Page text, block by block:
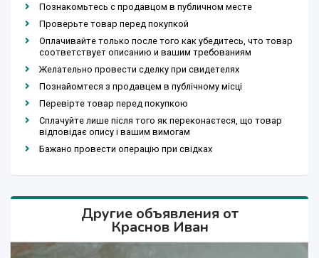
Познакомьтесь с продавцом в публичном месте
Проверьте товар перед покупкой
Оплачивайте только после того как убедитесь, что товар
соответствует описанию и вашим требованиям
Желательно провести сделку при свидетелях
Познайомтеся з продавцем в публічному місці
Перевірте товар перед покупкою
Сплачуйте лише після того як переконаєтеся, що товар
відповідає опису і вашим вимогам
Бажано провести операцію при свідках
Другие объявления от
Краснов Иван